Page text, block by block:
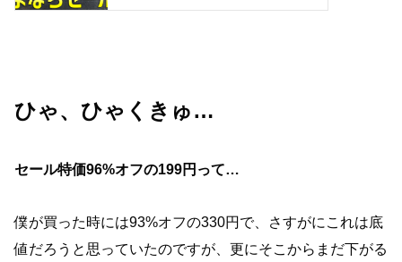
ひゃ、ひゃくきゅ…
セール特価96%オフの199円って…
僕が買った時には93%オフの330円で、さすがにこれは底
値だろうと思っていたのですが、更にそこからまだ下がる